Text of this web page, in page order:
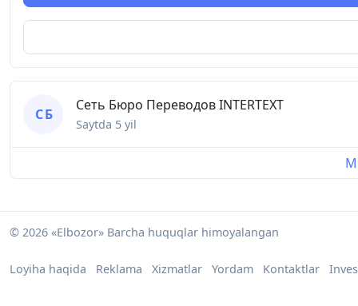
С Б
Сеть Бюро Переводов INTERTEXT
Saytda 5 yil
© 2026 «Elbozor» Barcha huquqlar himoyalangan
Loyiha haqida Reklama Xizmatlar Yordam Kontaktlar